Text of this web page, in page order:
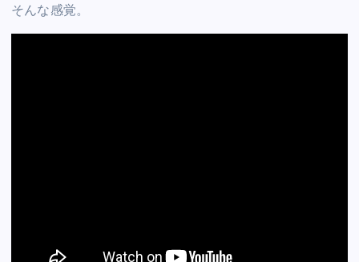
そんな感覚。